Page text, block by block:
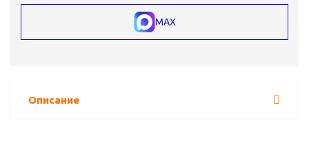
MAX
Описание